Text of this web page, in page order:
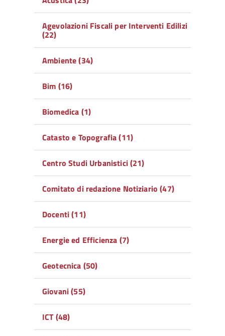
Agevolazioni Fiscali per Interventi Edilizi
(22)
Ambiente (34)
Bim (16)
Biomedica (1)
Catasto e Topografia (11)
Centro Studi Urbanistici (21)
Comitato di redazione Notiziario (47)
Docenti (11)
Energie ed Efficienza (7)
Geotecnica (50)
Giovani (55)
ICT (48)